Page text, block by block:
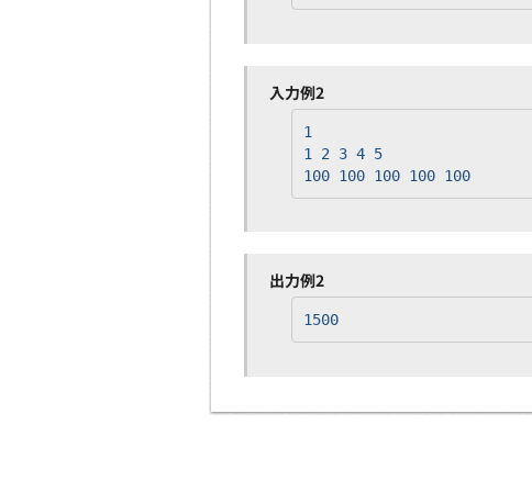
入力例2
1
1 2 3 4 5
100 100 100 100 100
出力例2
1500